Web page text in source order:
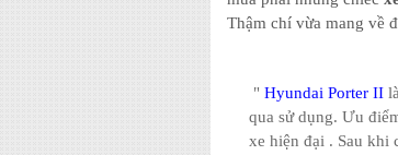
Thậm chí vừa mang về
" Hyundai Porter II
qua sử dụng. Ưu
xe hiện đại . Sau khi